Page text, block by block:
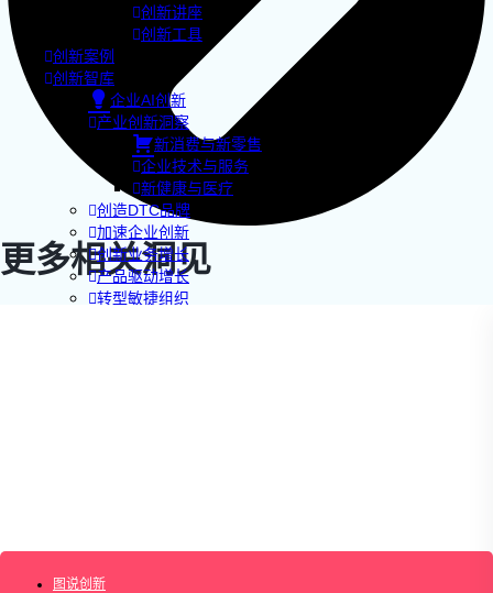
创新讲座
创新工具
创新案例
创新智库
企业AI创新
产业创新洞察
新消费与新零售
企业技术与服务
新健康与医疗
创造DTC品牌
加速企业创新
创新业务增长
产品驱动增长
转型敏捷组织
更多相关洞见
图说创新